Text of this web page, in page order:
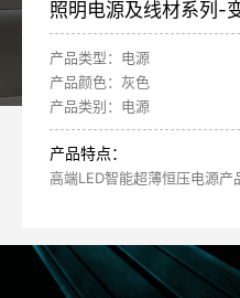
照明电源及线材系列-
产品类型：电源
产品颜色：灰色
产品类别：电源
产品特点：
高端LED智能超薄恒压电源产